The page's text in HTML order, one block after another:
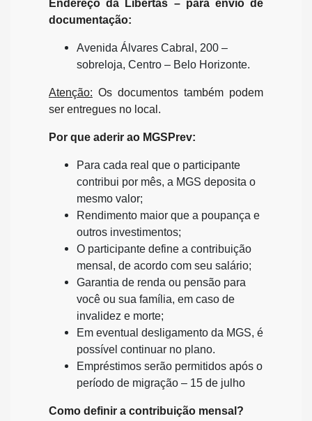
Endereço da Libertas – para envio de
documentação:
Avenida Álvares Cabral, 200 –
sobreloja, Centro – Belo Horizonte.
Atenção: Os documentos também podem
ser entregues no local.
Por que aderir ao MGSPrev:
Para cada real que o participante
contribui por mês, a MGS deposita o
mesmo valor;
Rendimento maior que a poupança e
outros investimentos;
O participante define a contribuição
mensal, de acordo com seu salário;
Garantia de renda ou pensão para
você ou sua família, em caso de
invalidez e morte;
Em eventual desligamento da MGS, é
possível continuar no plano.
Empréstimos serão permitidos após o
período de migração – 15 de julho
Como definir a contribuição mensal?